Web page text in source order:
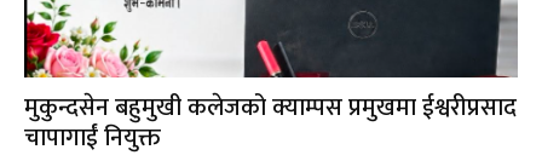
मुकुन्दसेन बहुमुखी कलेजको क्याम्पस प्रमुखमा ईश्वरीप्रसाद
चापागाईं नियुक्त